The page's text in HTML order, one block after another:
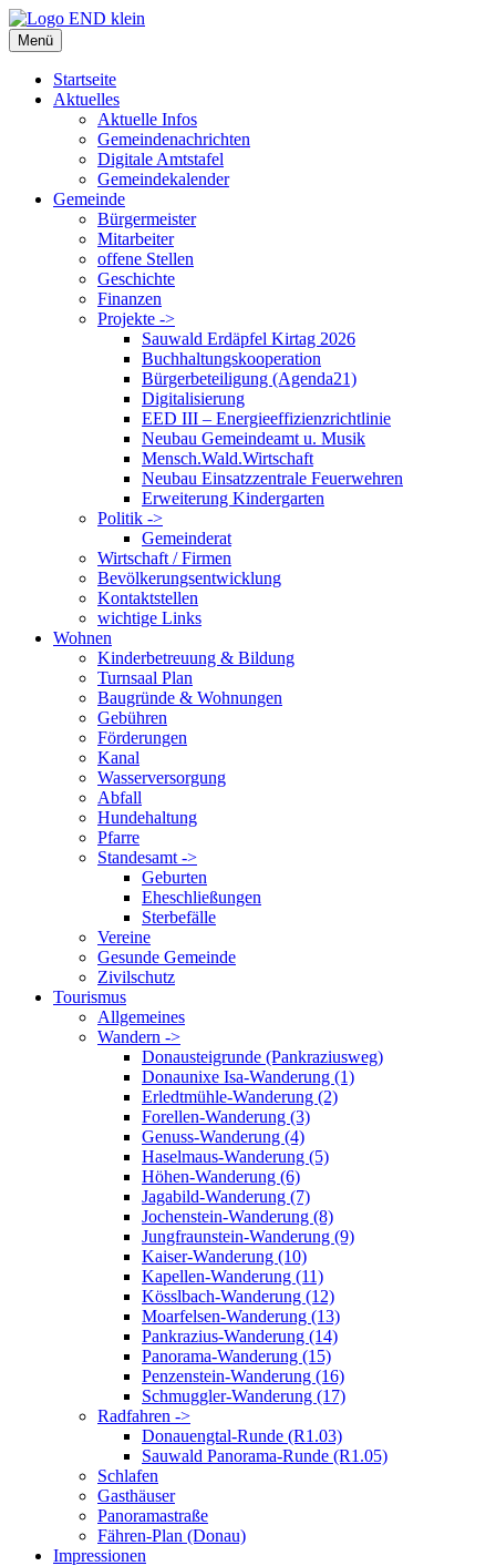
Zum
Inhalt
springen
Menü
Startseite
Aktuelles
Aktuelle Infos
Gemeindenachrichten
Digitale Amtstafel
Gemeindekalender
Gemeinde
Bürgermeister
Mitarbeiter
offene Stellen
Geschichte
Finanzen
Projekte ->
Sauwald Erdäpfel Kirtag 2026
Buchhaltungskooperation
Bürgerbeteiligung (Agenda21)
Digitalisierung
EED III – Energieeffizienzrichtlinie
Neubau Gemeindeamt u. Musik
Mensch.Wald.Wirtschaft
Neubau Einsatzzentrale Feuerwehren
Erweiterung Kindergarten
Politik ->
Gemeinderat
Wirtschaft / Firmen
Bevölkerungsentwicklung
Kontaktstellen
wichtige Links
Wohnen
Kinderbetreuung & Bildung
Turnsaal Plan
Baugründe & Wohnungen
Gebühren
Förderungen
Kanal
Wasserversorgung
Abfall
Hundehaltung
Pfarre
Standesamt ->
Geburten
Eheschließungen
Sterbefälle
Vereine
Gesunde Gemeinde
Zivilschutz
Tourismus
Allgemeines
Wandern ->
Donausteigrunde (Pankraziusweg)
Donaunixe Isa-Wanderung (1)
Erledtmühle-Wanderung (2)
Forellen-Wanderung (3)
Genuss-Wanderung (4)
Haselmaus-Wanderung (5)
Höhen-Wanderung (6)
Jagabild-Wanderung (7)
Jochenstein-Wanderung (8)
Jungfraunstein-Wanderung (9)
Kaiser-Wanderung (10)
Kapellen-Wanderung (11)
Kösslbach-Wanderung (12)
Moarfelsen-Wanderung (13)
Pankrazius-Wanderung (14)
Panorama-Wanderung (15)
Penzenstein-Wanderung (16)
Schmuggler-Wanderung (17)
Radfahren ->
Donauengtal-Runde (R1.03)
Sauwald Panorama-Runde (R1.05)
Schlafen
Gasthäuser
Panoramastraße
Fähren-Plan (Donau)
Impressionen